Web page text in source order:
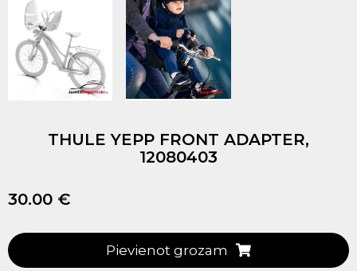
THULE YEPP FRONT ADAPTER,
12080403
30.00 €
Pievienot grozam